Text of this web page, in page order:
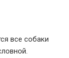
все собаки